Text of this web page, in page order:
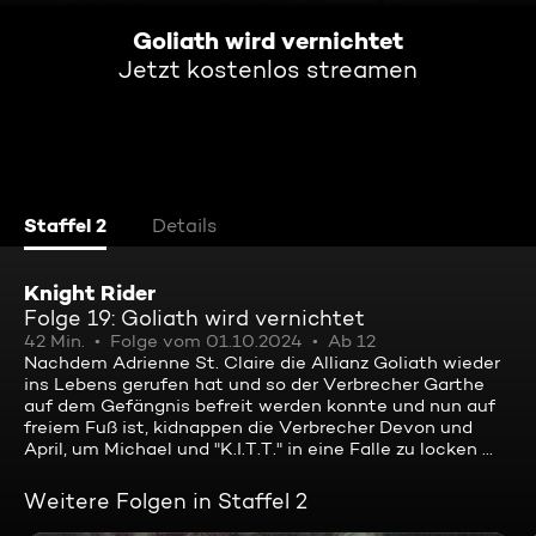
Goliath wird vernichtet
Jetzt kostenlos streamen
Staffel 2 Details
Knight Rider
Folge 19: Goliath wird vernichtet
42 Min. Folge vom 01.10.2024
Ab 12
Nachdem Adrienne St. Claire die Allianz Goliath wieder
ins Lebens gerufen hat und so der Verbrecher Garthe
auf dem Gefängnis befreit werden konnte und nun auf
freiem Fuß ist, kidnappen die Verbrecher Devon und
April, um Michael und "K.I.T.T." in eine Falle zu locken ...
Weitere Folgen in Staffel 2